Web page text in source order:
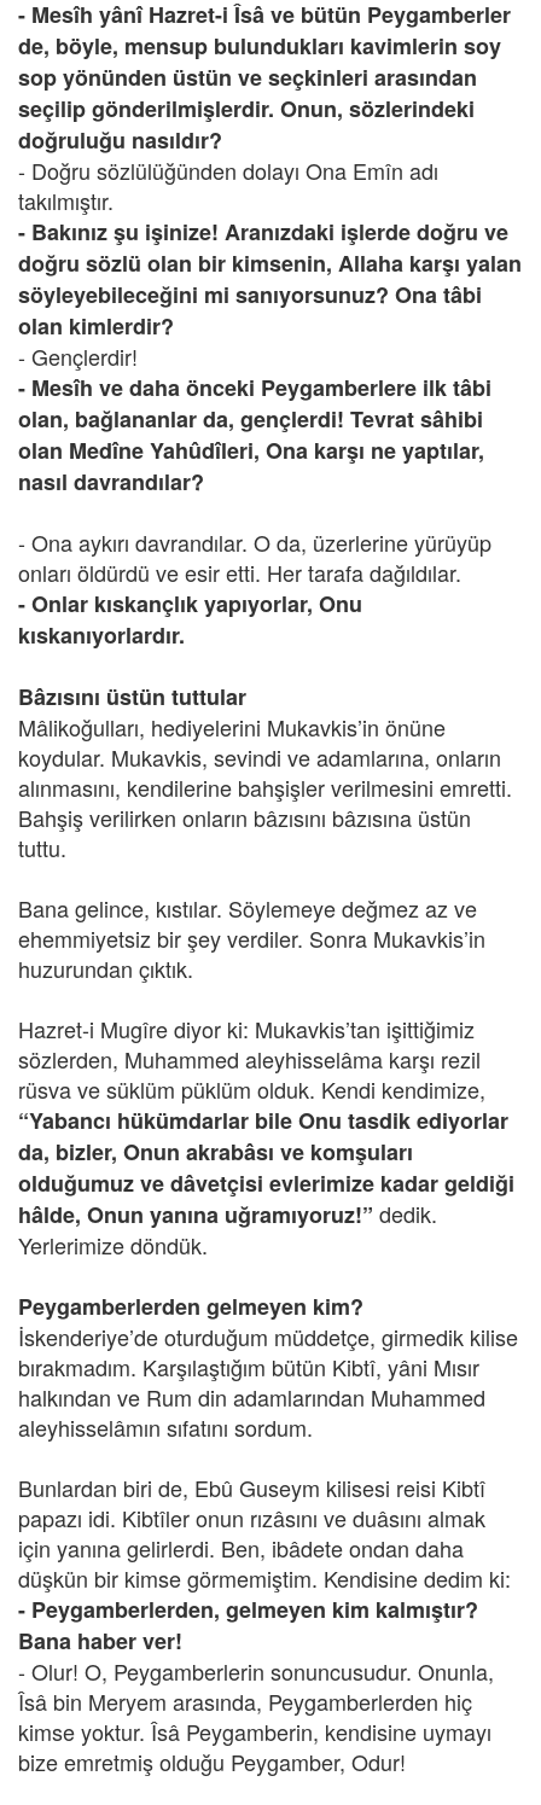
- Mesîh yânî Hazret-i Îsâ ve bütün Peygamberler
de, böyle, mensup bulundukları kavimlerin soy
sop yönünden üstün ve seçkinleri arasından
seçilip gönderilmişlerdir. Onun, sözlerindeki
doğruluğu nasıldır?
- Doğru sözlülüğünden dolayı Ona Emîn adı
takılmıştır.
- Bakınız şu işinize! Aranızdaki işlerde doğru ve
doğru sözlü olan bir kimsenin, Allaha karşı yalan
söyleyebileceğini mi sanıyorsunuz? Ona tâbi
olan kimlerdir?
- Gençlerdir!
- Mesîh ve daha önceki Peygamberlere ilk tâbi
olan, bağlananlar da, gençlerdi! Tevrat sâhibi
olan Medîne Yahûdîleri, Ona karşı ne yaptılar,
nasıl davrandılar?
- Ona aykırı davrandılar. O da, üzerlerine yürüyüp
onları öldürdü ve esir etti. Her tarafa dağıldılar.
- Onlar kıskançlık yapıyorlar, Onu
kıskanıyorlardır.
Bâzısını üstün tuttular
Mâlikoğulları, hediyelerini Mukavkis’in önüne
koydular. Mukavkis, sevindi ve adamlarına, onların
alınmasını, kendilerine bahşişler verilmesini emretti.
Bahşiş verilirken onların bâzısını bâzısına üstün
tuttu.
Bana gelince, kıstılar. Söylemeye değmez az ve
ehemmiyetsiz bir şey verdiler. Sonra Mukavkis’in
huzurundan çıktık.
Hazret-i Mugîre diyor ki: Mukavkis’tan işittiğimiz
sözlerden, Muhammed aleyhisselâma karşı rezil
rüsva ve süklüm püklüm olduk. Kendi kendimize,
“Yabancı hükümdarlar bile Onu tasdik ediyorlar
da, bizler, Onun akrabâsı ve komşuları
olduğumuz ve dâvetçisi evlerimize kadar geldiği
hâlde, Onun yanına uğramıyoruz!” dedik.
Yerlerimize döndük.
Peygamberlerden gelmeyen kim?
İskenderiye’de oturduğum müddetçe, girmedik kilise
bırakmadım. Karşılaştığım bütün Kibtî, yâni Mısır
halkından ve Rum din adamlarından Muhammed
aleyhisselâmın sıfatını sordum.
Bunlardan biri de, Ebû Guseym kilisesi reisi Kibtî
papazı idi. Kibtîler onun rızâsını ve duâsını almak
için yanına gelirlerdi. Ben, ibâdete ondan daha
düşkün bir kimse görmemiştim. Kendisine dedim ki:
- Peygamberlerden, gelmeyen kim kalmıştır?
Bana haber ver!
- Olur! O, Peygamberlerin sonuncusudur. Onunla,
Îsâ bin Meryem arasında, Peygamberlerden hiç
kimse yoktur. Îsâ Peygamberin, kendisine uymayı
bize emretmiş olduğu Peygamber, Odur!